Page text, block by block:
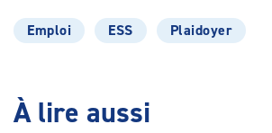
Emploi ESS Plaidoyer
À lire aussi